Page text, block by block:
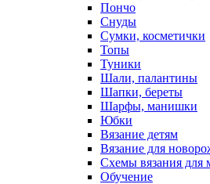
Пончо
Снуды
Сумки, косметички
Топы
Туники
Шали, палантины
Шапки, береты
Шарфы, манишки
Юбки
Вязание детям
Вязание для
Схемы вязания для
Обучение